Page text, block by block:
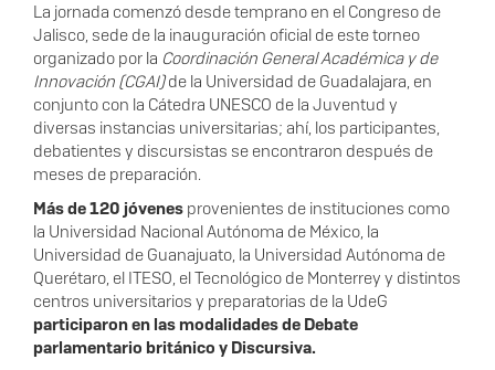
La jornada comenzó desde temprano en el Congreso de
Jalisco, sede de la inauguración oficial de este torneo
organizado por la Coordinación General Académica y de
Innovación (CGAI)de la Universidad de Guadalajara, en
conjunto con la Cátedra UNESCO de la Juventud y
diversas instancias universitarias; ahí, los participantes,
debatientes y discursistas se encontraron después de
meses de preparación.
Más de 120 jóvenes provenientes de instituciones como
la Universidad Nacional Autónoma de México, la
Universidad de Guanajuato, la Universidad Autónoma de
Querétaro, el ITESO, el Tecnológico de Monterrey y distintos
centros universitarios y preparatorias de la UdeG
participaron en las modalidades de Debate
parlamentario británico y Discursiva.